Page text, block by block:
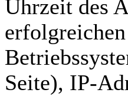
Uhrzeit des
Seite), IP-